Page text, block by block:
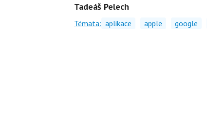
Tadeáš Pelech
Témata: aplikace apple google